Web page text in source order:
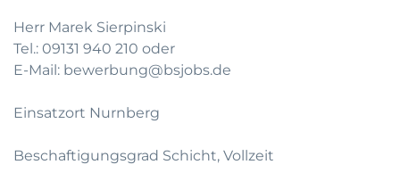
Herr Marek Sierpinski
Tel.: 09131 940 210 oder
E-Mail: bewerbung@bsjobs.de
Einsatzort Nurnberg
Beschaftigungsgrad Schicht, Vollzeit